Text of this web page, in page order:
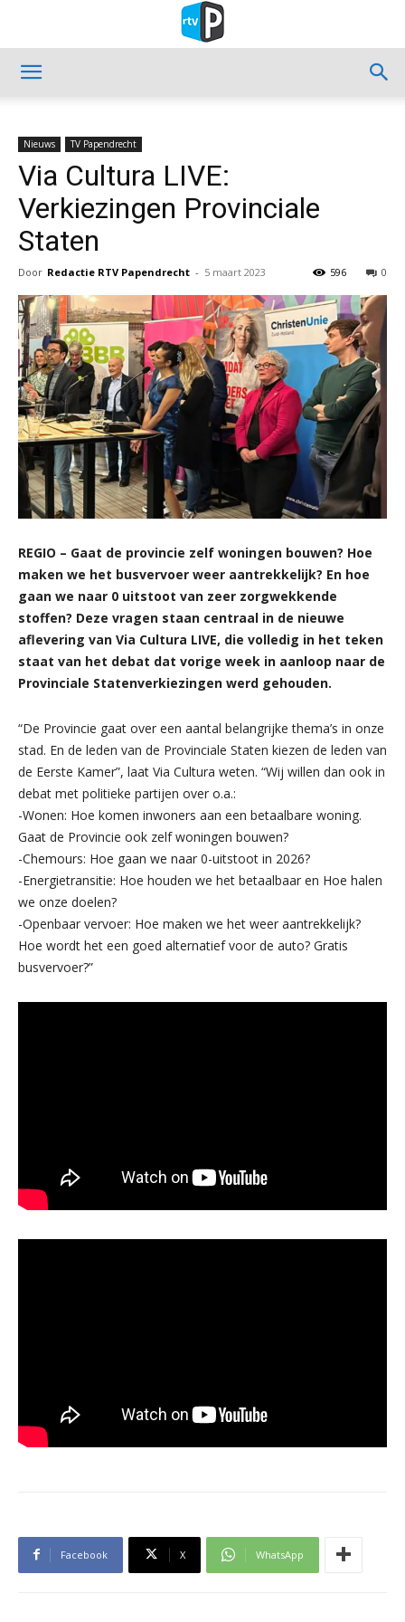
Nieuws TV Papendrecht
Via Cultura LIVE:
Verkiezingen Provinciale
Staten
Door Redactie RTV Papendrecht - 5 maart 2023 0
596
REGIO – Gaat de provincie zelf woningen bouwen? Hoe
maken we het busvervoer weer aantrekkelijk? En hoe
gaan we naar 0 uitstoot van zeer zorgwekkende
stoffen? Deze vragen staan centraal in de nieuwe
aflevering van Via Cultura LIVE, die volledig in het teken
staat van het debat dat vorige week in aanloop naar de
Provinciale Statenverkiezingen werd gehouden.
“De Provincie gaat over een aantal belangrijke thema’s in onze
stad. En de leden van de Provinciale Staten kiezen de leden van
de Eerste Kamer”, laat Via Cultura weten. “Wij willen dan ook in
debat met politieke partijen over o.a.:
-Wonen: Hoe komen inwoners aan een betaalbare woning.
Gaat de Provincie ook zelf woningen bouwen?
-Chemours: Hoe gaan we naar 0-uitstoot in 2026?
-Energietransitie: Hoe houden we het betaalbaar en Hoe halen
we onze doelen?
-Openbaar vervoer: Hoe maken we het weer aantrekkelijk?
Hoe wordt het een goed alternatief voor de auto? Gratis
busvervoer?”
Facebook X WhatsApp